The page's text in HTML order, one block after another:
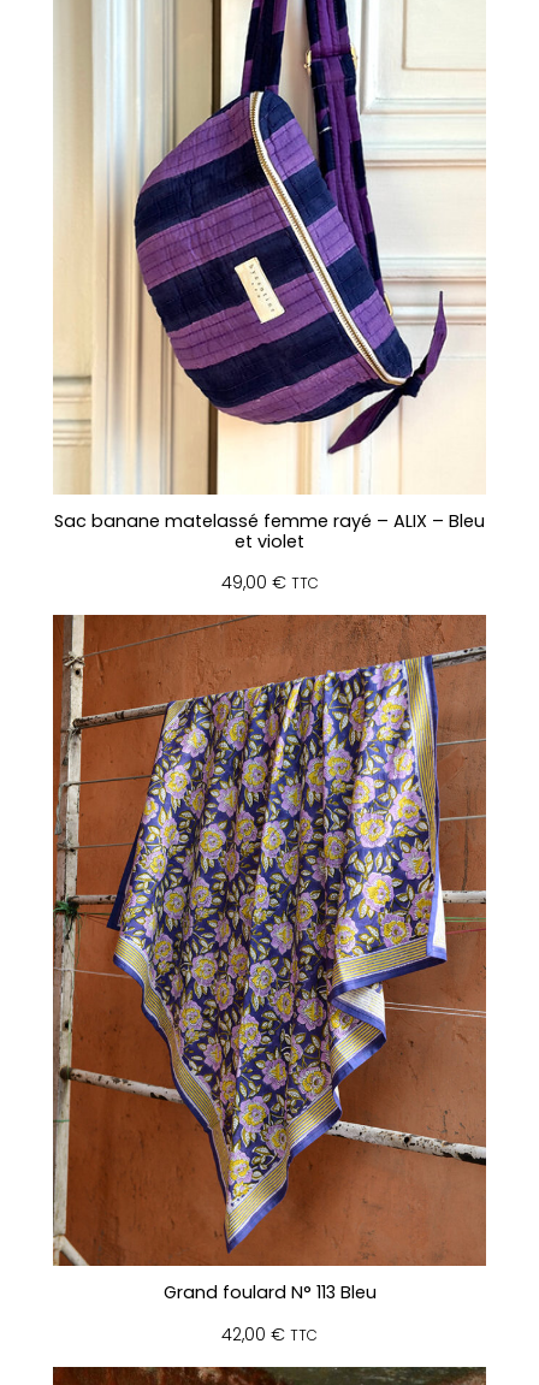
Sac banane matelassé femme rayé – ALIX – Bleu
et violet
49,00 € TTC
Grand foulard N° 113 Bleu
42,00 € TTC